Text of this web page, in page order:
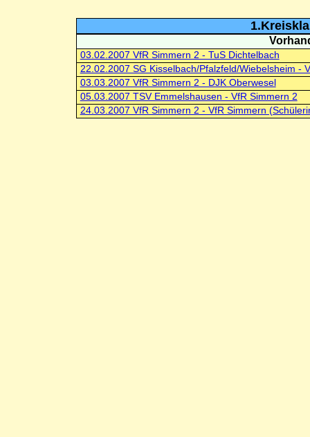
03.02.2007 VfR Simmern 2 - TuS Dichtelbach
22.02.2007 SG Kisselbach/Pfalzfeld/Wiebelsheim -
03.03.2007 VfR Simmern 2 - DJK Oberwesel
05.03.2007 TSV Emmelshausen - VfR Simmern 2
24.03.2007 VfR Simmern 2 - VfR Simmern